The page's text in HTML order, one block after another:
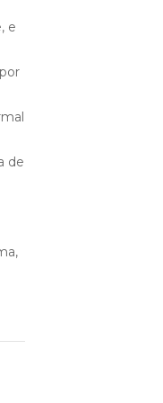
e
de